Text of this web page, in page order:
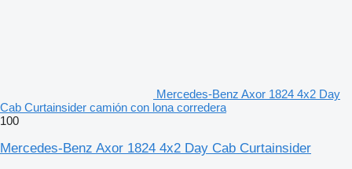
Mercedes-Benz Axor 1824 4x2 Day
Cab Curtainsider camión con lona corredera
100
Mercedes-Benz Axor 1824 4x2 Day Cab Curtainsider